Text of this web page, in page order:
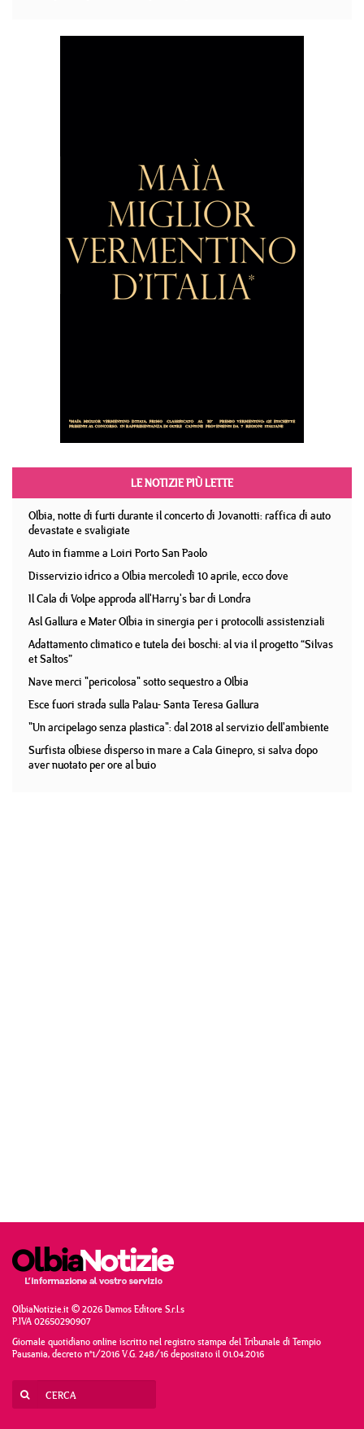
LE NOTIZIE PIÙ LETTE
Olbia, notte di furti durante il concerto di Jovanotti: raffica di auto
devastate e svaligiate
Auto in fiamme a Loiri Porto San Paolo
Disservizio idrico a Olbia mercoledì 10 aprile, ecco dove
Il Cala di Volpe approda all'Harry's bar di Londra
Asl Gallura e Mater Olbia in sinergia per i protocolli assistenziali
Adattamento climatico e tutela dei boschi: al via il progetto “Silvas
et Saltos”
Nave merci "pericolosa" sotto sequestro a Olbia
Esce fuori strada sulla Palau- Santa Teresa Gallura
"Un arcipelago senza plastica": dal 2018 al servizio dell'ambiente
Surfista olbiese disperso in mare a Cala Ginepro, si salva dopo
aver nuotato per ore al buio
OlbiaNotizie.it © 2026 Damos Editore S.r.l.s
P.IVA 02650290907
Giornale quotidiano online iscritto nel registro stampa del Tribunale di Tempio
Pausania, decreto n°1/2016 V.G. 248/16 depositato il 01.04.2016